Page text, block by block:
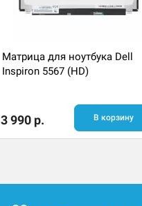
Матрица для ноутбука Dell
Inspiron 5567 (HD)
3 990 р. В корзину